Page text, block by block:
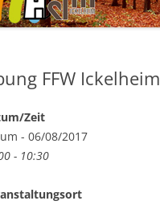
FFW Ickelheim
Zeit
- 06/08/2017
- 10:30